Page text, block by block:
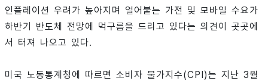
인플레이션 우려가 높아지며 얼어붙는 가전 및 모바일 수요가
하반기 반도체 전망에 먹구름을 드리고 있다는 의견이 곳곳에
서 터져 나오고 있다.
미국 노동통계청에 따르면 소비자 물가지수(CPI)는 지난 3월